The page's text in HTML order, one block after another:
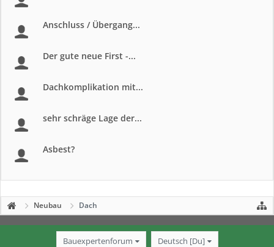
Anschluss / Übergang...
Der gute neue First -...
Dachkomplikation mit...
sehr schräge Lage der...
Asbest?
Neubau Dach
Bauexpertenforum Deutsch [Du]